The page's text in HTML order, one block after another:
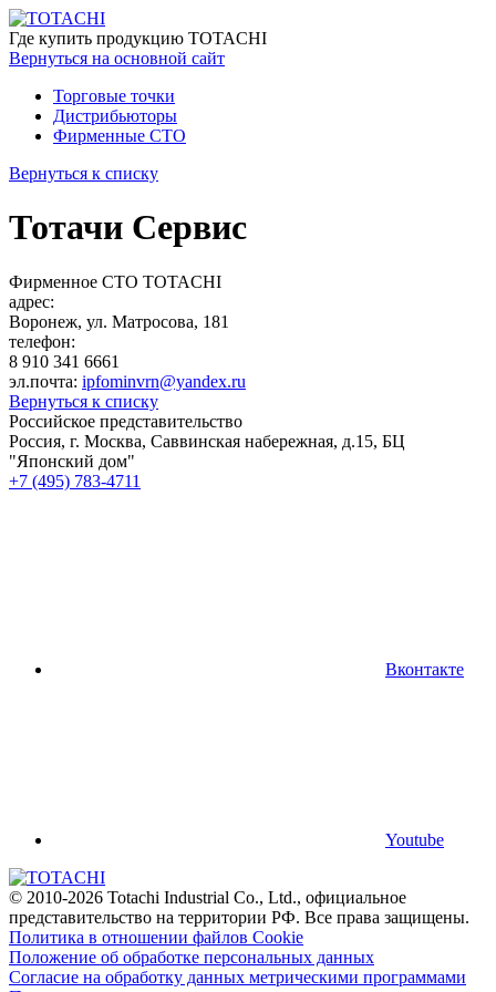
Где купить продукцию TOTACHI
Вернуться на основной сайт
Торговые точки
Дистрибьюторы
Фирменные СТО
Вернуться к списку
Тотачи Сервис
Фирменное СТО TOTACHI
адрес:
Воронеж, ул. Матросова, 181
телефон:
8 910 341 6661
эл.почта: ipfominvrn@yandex.ru
Вернуться к списку
Российское представительство
Россия, г. Москва, Саввинская набережная, д.15, БЦ
"Японский дом"
+7 (495) 783-4711
Вконтакте
Youtube
© 2010-2026 Totachi Industrial Co., Ltd., официальное
представительство на территории РФ. Все права защищены.
Политика в отношении файлов Cookie
Положение об обработке персональных данных
Согласие на обработку данных метрическими программами